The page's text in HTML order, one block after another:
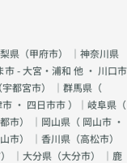
県（甲府市） ｜神奈川県
市 - 大宮・浦和 他 ・ 川口市
宇都宮市） ｜群馬県（
市 ・ 四日市市）｜岐阜県（
市） ｜岡山県（ 岡山市 ・
市） ｜香川県（高松市）
） ｜大分県（大分市） ｜鹿